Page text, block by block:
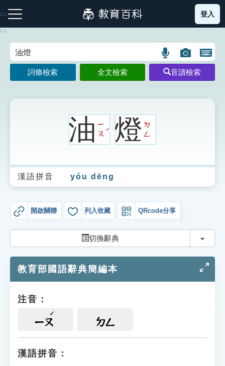
到
主
:::
注音索引圖示 筆畫索引圖示 部首索引表圖示
生字詞彙表
成語故事
索引選單
單字索引
遊戲專區
登入
:::
語
言
搜
圖
片
搜
開
鍵
圖
詞條檢索 全文檢索 音讀檢索
油ㄧ
ㄡ
ˊ 燈ㄉ
ㄥ
漢語拼音 yóu dēng
開啟關聯 列入收藏 QRcode分享
切換辭典 切換
教育部國語辭典簡編本
注音：
ㄧㄡ ㄉㄥ
漢語拼音：